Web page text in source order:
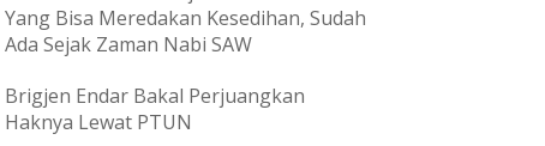
Yang Bisa Meredakan Kesedihan, Sudah
Ada Sejak Zaman Nabi SAW
Brigjen Endar Bakal Perjuangkan
Haknya Lewat PTUN